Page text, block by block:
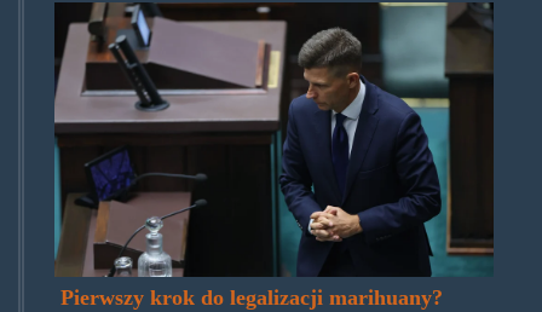
petru.jpg
Pierwszy krok do legalizacji marihuany?